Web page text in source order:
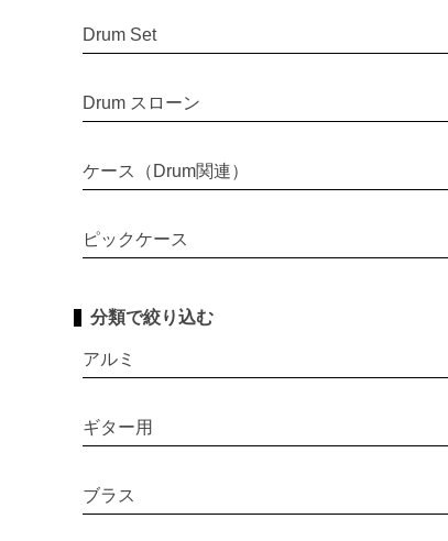
Drum Set
Drum スローン
ケース（Drum関連）
ピックケース
分類で絞り込む
アルミ
ギター用
ブラス